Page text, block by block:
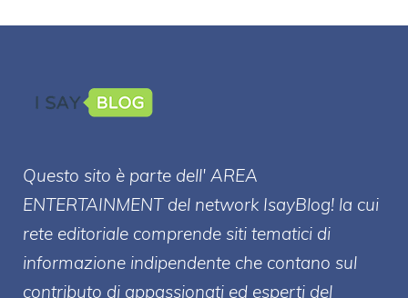
Questo sito è parte dell' AREA
ENTERTAINMENT del network IsayBlog! la cui
rete editoriale comprende siti tematici di
informazione indipendente che contano sul
contributo di appassionati ed esperti del